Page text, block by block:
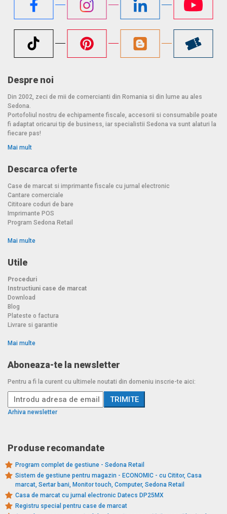
Despre noi
Din 2002, zeci de mii de comercianti din Romania si din lume au ales
Sedona.
Portofoliul nostru de echipamente fiscale, accesorii si consumabile poate
fi adaptat oricarui tip de business, iar specialistii Sedona va sunt alaturi la
fiecare pas!
Mai mult
Descarca oferte
Case de marcat si imprimante fiscale cu jurnal electronic
Cantare comerciale
Cititoare coduri de bare
Imprimante POS
Program Sedona Retail
Mai multe
Utile
Proceduri
Instructiuni case de marcat
Download
Blog
Plateste o factura
Livrare si garantie
Mai multe
Aboneaza-te la newsletter
Pentru a fi la curent cu ultimele noutati din domeniu inscrie-te aici:
Arhiva newsletter
Produse recomandate
Program complet de gestiune - Sedona Retail
Sistem de gestiune pentru magazin - ECONOMIC - cu Cititor, Casa
marcat, Sertar bani, Monitor touch, Computer, Sedona Retail
Casa de marcat cu jurnal electronic Datecs DP25MX
Registru special pentru case de marcat